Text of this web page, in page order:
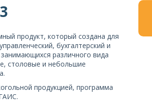
продукт, который создана для
бухгалтерский и
различного вида
столовые и небольшие
продукцией, программа